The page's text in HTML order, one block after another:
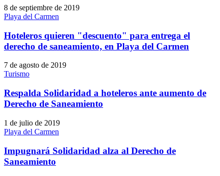
8 de septiembre de 2019
Playa del Carmen
Hoteleros quieren "descuento" para entrega el
derecho de saneamiento, en Playa del Carmen
7 de agosto de 2019
Turismo
Respalda Solidaridad a hoteleros ante aumento de
Derecho de Saneamiento
1 de julio de 2019
Playa del Carmen
Impugnará Solidaridad alza al Derecho de
Saneamiento